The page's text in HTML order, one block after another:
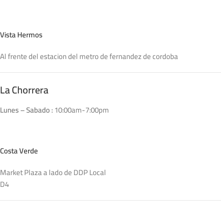
Vista Hermos
Al frente del estacion del metro de fernandez de cordoba
La Chorrera
Lunes – Sabado :10:00am-7:00pm
Costa Verde
Market Plaza a lado de DDP Local
D4